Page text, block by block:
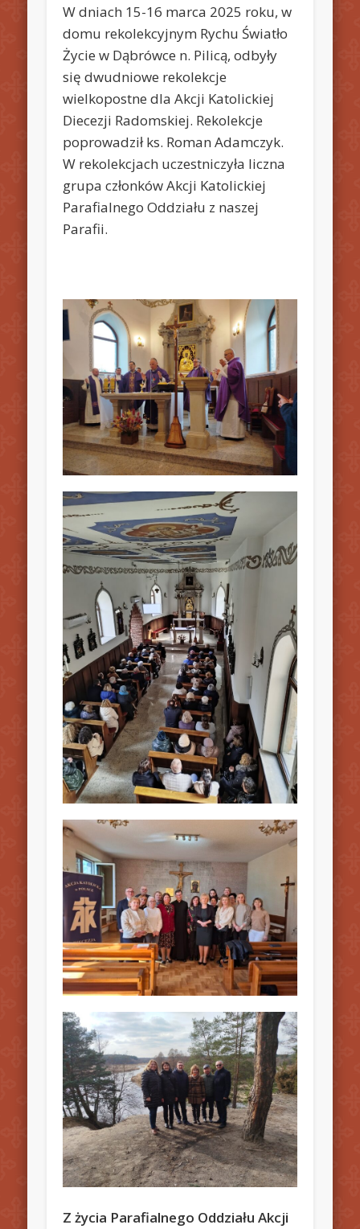
W dniach 15-16 marca 2025 roku, w
domu rekolekcyjnym Rychu Światło
Życie w Dąbrówce n. Pilicą, odbyły
się dwudniowe rekolekcje
wielkopostne dla Akcji Katolickiej
Diecezji Radomskiej. Rekolekcje
poprowadził ks. Roman Adamczyk.
W rekolekcjach uczestniczyła liczna
grupa członków Akcji Katolickiej
Parafialnego Oddziału z naszej
Parafii.
Z życia Parafialnego Oddziału Akcji